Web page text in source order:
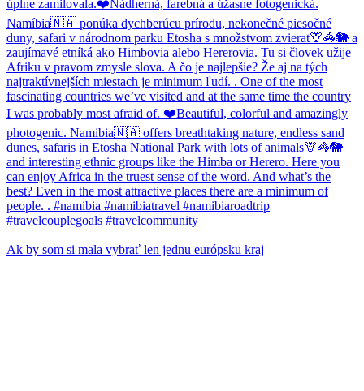
Ak by som si mala vybrať len jednu európsku kraj